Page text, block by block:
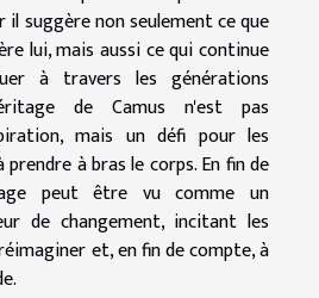
il suggère non seulement ce que
lui, mais aussi ce qui continue
à travers les générations
de Camus n'est pas
mais un défi pour les
à bras le corps. En fin de
peut être vu comme un
de changement, incitant les
et, en fin de compte, à